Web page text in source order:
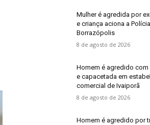
Mulher é agredida por
e criança aciona a
Borrazópolis
8 de agosto de 2026
Homem é agredido
e capacetada em
comercial de Ivaiporã
8 de agosto de 2026
Homem é agredido por